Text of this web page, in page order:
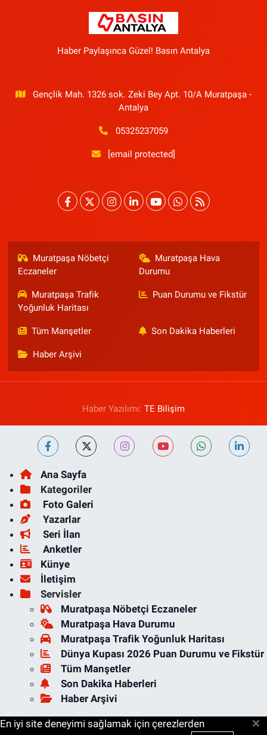
Haber Paylaşınca Güzel! Basın Antalya
Gençlik Mah. 1326 sok. Zeki Bey Apt. 10/A Muratpaşa -
Antalya
05325237059
[email protected]
Muratpaşa Nöbetçi
Eczaneler
Muratpaşa Hava
Durumu
Muratpaşa Trafik
Yoğunluk Haritası
Puan Durumu ve Fikstür
Tüm Manşetler Son Dakika Haberleri
Haber Arşivi
Haber Yazılımı: TE Bilişim
Ana Sayfa
Kategoriler
Foto Galeri
Yazarlar
Seri İlan
Anketler
Künye
İletişim
Servisler
Muratpaşa Nöbetçi Eczaneler
Muratpaşa Hava Durumu
Muratpaşa Trafik Yoğunluk Haritası
Dünya Kupası 2026 Puan Durumu ve Fikstür
Tüm Manşetler
Son Dakika Haberleri
Haber Arşivi
En iyi site deneyimi sağlamak için çerezlerden